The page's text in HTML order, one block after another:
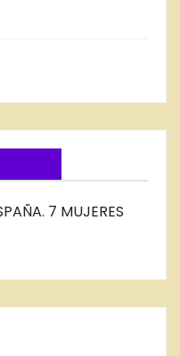
7 MUJERES